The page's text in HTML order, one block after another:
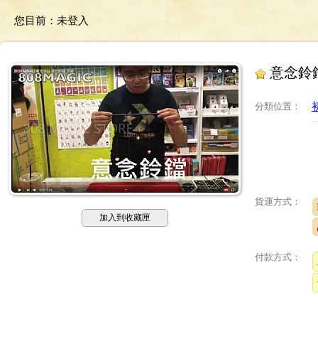
您目前： 未登入
加入到收藏匣
意念鈴
分類位置 ：
貨運方式：
付款方式：